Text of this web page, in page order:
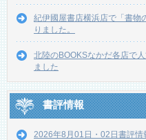
紀伊國屋書店横浜店で「書物
りました。
北陸のBOOKSなかだ各店で
ました
書評情報
2026年8月01日・02日書評情